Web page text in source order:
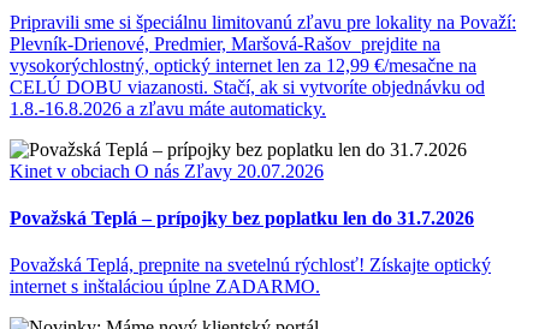
Pripravili sme si špeciálnu limitovanú zľavu pre lokality na Považí:
Plevník-Drienové, Predmier, Maršová-Rašov prejdite na
vysokorýchlostný, optický internet len za 12,99 €/mesačne na
CELÚ DOBU viazanosti. Stačí, ak si vytvoríte objednávku od
1.8.-16.8.2026 a zľavu máte automaticky.
Kinet v obciach O nás Zľavy 20.07.2026
Považská Teplá – prípojky bez poplatku len do 31.7.2026
Považská Teplá, prepnite na svetelnú rýchlosť! Získajte optický
internet s inštaláciou úplne ZADARMO.